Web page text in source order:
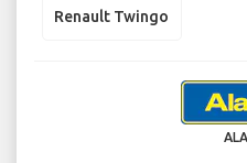
Renault Twingo